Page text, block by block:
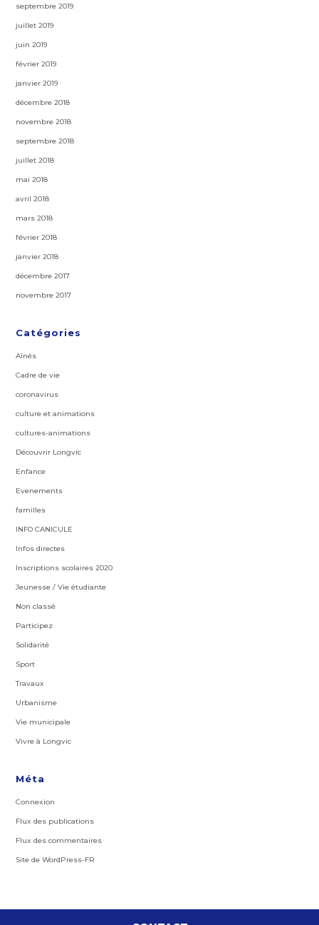
septembre 2019
juillet 2019
juin 2019
février 2019
janvier 2019
décembre 2018
novembre 2018
septembre 2018
juillet 2018
mai 2018
avril 2018
mars 2018
février 2018
janvier 2018
décembre 2017
novembre 2017
Catégories
Aînés
Cadre de vie
coronavirus
culture et animations
cultures-animations
Découvrir Longvic
Enfance
Evenements
familles
INFO CANICULE
Infos directes
Inscriptions scolaires 2020
Jeunesse / Vie étudiante
Non classé
Participez
Solidarité
Sport
Travaux
Urbanisme
Vie municipale
Vivre à Longvic
Méta
Connexion
Flux des publications
Flux des commentaires
Site de WordPress-FR